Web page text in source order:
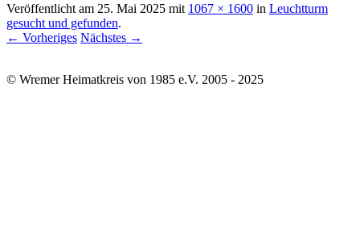
Veröffentlicht am 25. Mai 2025 mit 1067 × 1600 in Leuchtturm
gesucht und gefunden.
← Vorheriges Nächstes →
© Wremer Heimatkreis von 1985 e.V. 2005 - 2025